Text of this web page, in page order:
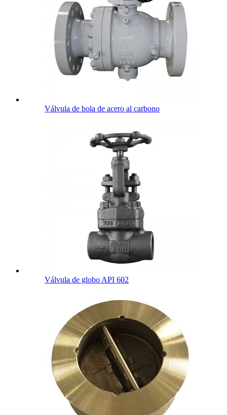
Válvula de bola de acero al carbono
Válvula de globo API 602